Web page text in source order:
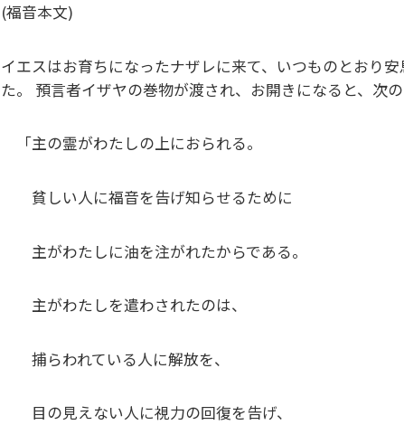
(福音本文)
イエスはお育ちになったナザレに来て、いつものとおり
た。 預言者イザヤの巻物が渡され、お開きになると、次
「主の霊がわたしの上におられる。
貧しい人に福音を告げ知らせるために
主がわたしに油を注がれたからである。
主がわたしを遣わされたのは、
捕らわれている人に解放を、
目の見えない人に視力の回復を告げ、